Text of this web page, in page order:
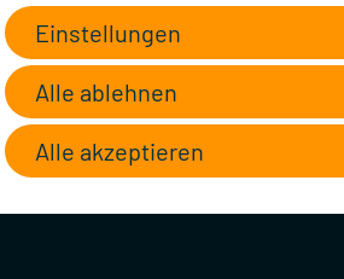
für diese
mit Ihnen auf und beraten Sie gerne!
Einstellungen
Alle ablehnen
Alle akzeptieren